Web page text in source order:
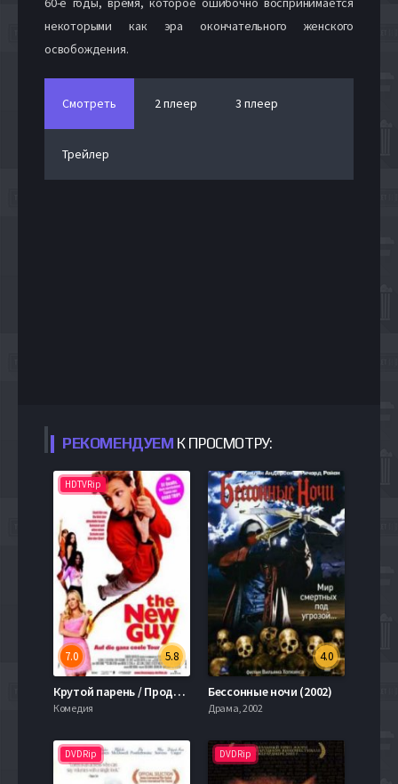
некоторыми как эра окончательного женского
освобождения.
Смотреть 2 плеер 3 плеер
Трейлер
РЕКОМЕНДУЕМ К ПРОСМОТРУ:
HDTVRip
5.8
7.0
Крутой парень / Продвинутый новичок (2002)
Комедия
4.0
Бессонные ночи (2002)
Драма, 2002
DVDRip DVDRip